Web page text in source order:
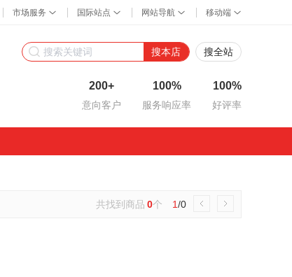
搜本店 搜全站
200+
意向客户
100%
服务响应率
100%
好评率
共找到商品 0个 1/0